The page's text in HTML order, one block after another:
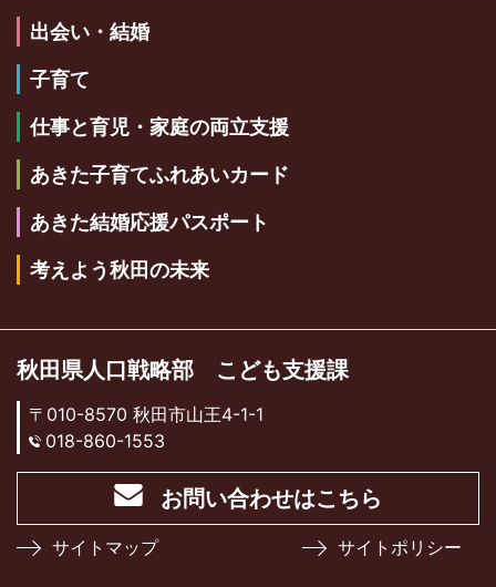
出会い・結婚
子育て
仕事と育児・家庭の両立支援
あきた子育てふれあいカード
あきた結婚応援パスポート
考えよう秋田の未来
秋田県人口戦略部 こども支援課
〒010-8570 秋田市山王4-1-1
018-860-1553
お問い合わせはこちら
サイトマップ サイトポリシー